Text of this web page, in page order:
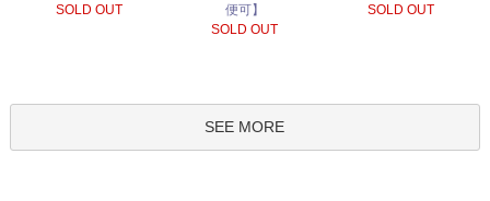
SOLD OUT
便可】
SOLD OUT
SOLD OUT
SEE MORE